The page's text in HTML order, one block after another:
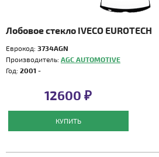
Лобовое стекло IVECO EUROTECH
Еврокод: 3734AGN
Производитель: AGC AUTOMOTIVE
Год: 2001 -
12600 ₽
КУПИТЬ